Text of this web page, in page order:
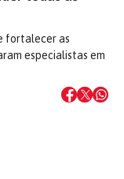
fortalecer as
especialistas em